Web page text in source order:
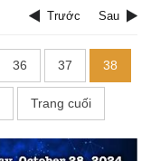
Trước Sau
36 37 38
Trang cuối